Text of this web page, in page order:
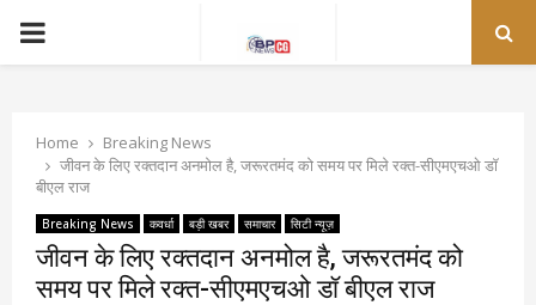
PRIMARY
Home
Breaking News
जीवन के लिए रक्तदान अनमोल है, जरूरतमंद को समय पर मिले रक्त-सीएमएचओ डॉ
बीएल राज
Breaking News कवर्धा बड़ी खबर समाचार सिटी न्यूज़
जीवन के लिए रक्तदान अनमोल है, जरूरतमंद को
समय पर मिले रक्त-सीएमएचओ डॉ बीएल राज